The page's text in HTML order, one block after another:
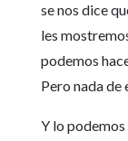
se nos dice
les
podemos
Pero nada de
Y lo podemos